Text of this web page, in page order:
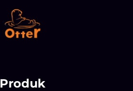
Produk